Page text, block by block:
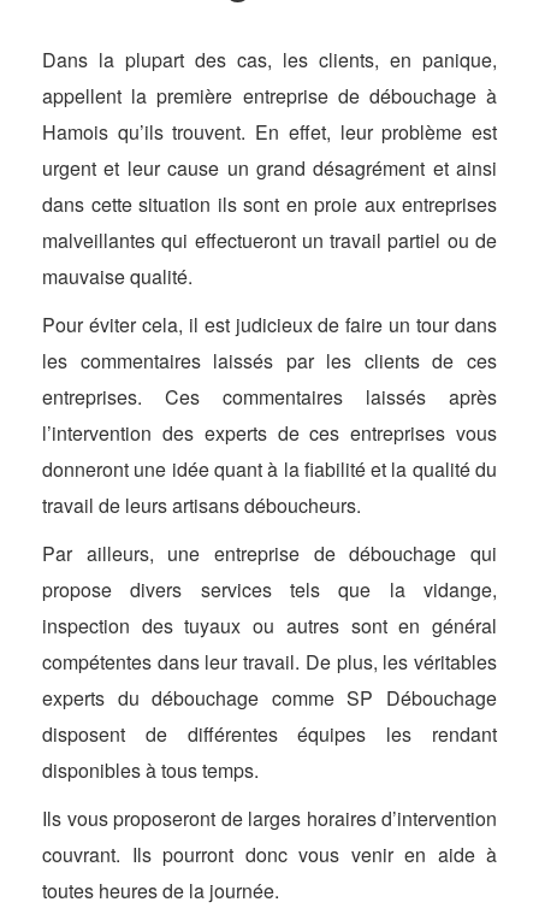
Dans la plupart des cas, les clients, en panique,
appellent la première entreprise de débouchage à
Hamois qu’ils trouvent. En effet, leur problème est
urgent et leur cause un grand désagrément et ainsi
dans cette situation ils sont en proie aux entreprises
malveillantes qui effectueront un travail partiel ou de
mauvaise qualité.
Pour éviter cela, il est judicieux de faire un tour dans
les commentaires laissés par les clients de ces
entreprises. Ces commentaires laissés après
l’intervention des experts de ces entreprises vous
donneront une idée quant à la fiabilité et la qualité du
travail de leurs artisans déboucheurs.
Par ailleurs, une entreprise de débouchage qui
propose divers services tels que la vidange,
inspection des tuyaux ou autres sont en général
compétentes dans leur travail. De plus, les véritables
experts du débouchage comme SP Débouchage
disposent de différentes équipes les rendant
disponibles à tous temps.
Ils vous proposeront de larges horaires d’intervention
couvrant. Ils pourront donc vous venir en aide à
toutes heures de la journée.